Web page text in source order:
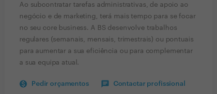
Ao subcontratar tarefas administrativas, de apoio ao
negócio e de marketing, terá mais tempo para se focar
no seu core business. A BS desenvolve trabalhos
regulares (semanais, mensais, trimestrais) ou pontuais
para aumentar a sua eficiência ou para complementar
a sua equipa atual.
Pedir orçamentos Contactar profissional